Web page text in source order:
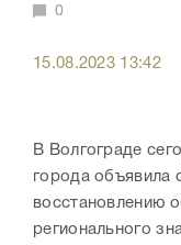
0
15.08.2023 13:42
В Волгограде
города объявила
восстановлению
регионального